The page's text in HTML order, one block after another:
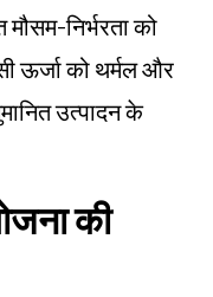
मौसम-निर्भरता को
ऊर्जा को थर्मल और
उत्पादन के
की